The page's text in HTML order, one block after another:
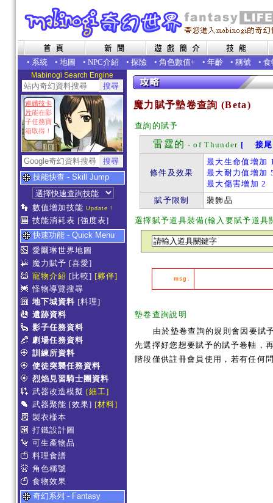
• 系統 • 地圖 • NPC介紹 • 探險 • 角色數值+ • 年齡 • 稱號 • 食
Mabinogi Search Engine
連續技卡
片能在影
子任務寶
箱取得！
技能快查 - Skill Jump
數值增加技能 Update !
技能消耗表 [強度表]
快速功能 - Quick Menu
愛爾琳世界地圖
魔力賦予 [喜愛]
寵物介紹 [比較] [夥伴]
怪物導覽搜尋
地下城資料 [料理]
遺跡資料
影子任務資料
劇場任務資料
訓練所資料
使徒突襲任務資料
烈焰見習騎士團資料
武器改造模擬 [細工]
武器聚能 [效果] [材料]
製衣樣本
打鐵設計圖
可生產物品
料理食譜
角色稱號
食物效果
奇幻系列 - Fantasy
魔力賦予墊卷查詢 (Beta)
查詢的賦予
雷霆的 - of Thunder [ 接
條件及效果
最大生命值增加
最大耐力值增加
最大傷害增加 2
賦予限制
裝飾品
選擇賦予道具裝備(輸入要賦予道
msg.
墊卷查詢說明
由於墊卷查詢的規則會因要賦
先選擇好您想要賦予的賦予卷軸，
階段僅供註冊會員使用，若有任何